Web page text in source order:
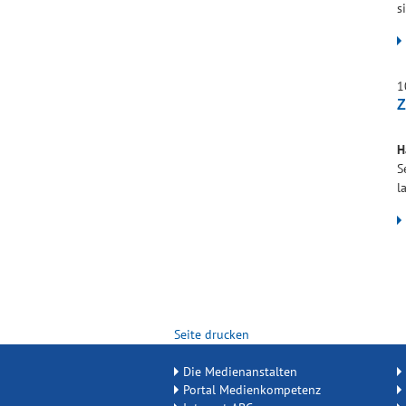
Seite drucken
Die Medienanstalten
Portal Medienkompetenz